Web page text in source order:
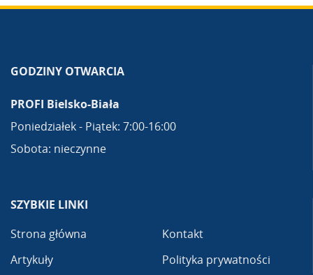
GODZINY OTWARCIA
PROFI Bielsko-Biała
Poniedziałek - Piątek: 7:00-16:00
Sobota: nieczynne
SZYBKIE LINKI
Strona główna
Artykuły
Kontakt
Polityka prywatności